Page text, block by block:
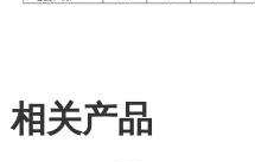
相关产品